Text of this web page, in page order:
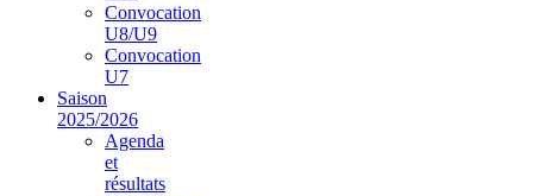
Convocation
U8/U9
Convocation
U7
Saison
2025/2026
Agenda
et
résultats